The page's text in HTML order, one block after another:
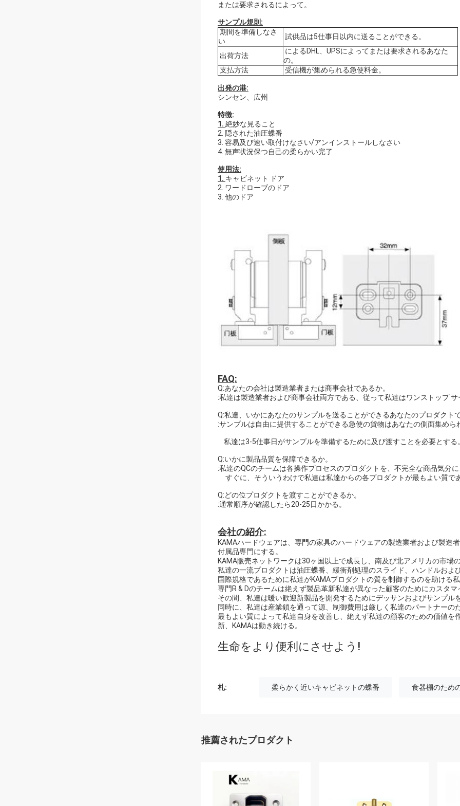
または要求されるによって。
サンプル規則:
期間を準備しなさ
い
試供品は5仕事日以内に送ることができる。
出荷方法
によるDHL、UPSによってまたは要求されるあなた
の。
支払方法
受信機が集められる急使料金。
出発の港:
シンセン、広州
特徴:
1. 絶妙な見ること
2. 隠された油圧蝶番
3. 容易及び速い取付けなさい/アンインストールしなさい
4. 無声状況保つ自己の柔らかい完了
使用法:
1. キャビネット ドア
2. ワードローブのドア
3. 他のドア
FAQ:
Q:あなたの会社は製造業者または商事会社であるか。
:私達は製造業者および商事会社両方である、従って私達はワンストップ サ
Q:私達、いかにあなたのサンプルを送ることができるあなたのプロダクト
:サンプルは自由に提供することができる急使の貨物はあなたの側面集め
私達は3-5仕事日がサンプルを準備するために及び渡すことを必要とする。
Q:いかに製品品質を保障できるか。
:私達のQCのチームは各操作プロセスのプロダクトを、不完全な商品気分
すぐに、そういうわけで私達は私達からの各プロダクトが最もよい質で
Q:どの位プロダクトを渡すことができるか。
:通常順序が確認したら20-25日かかる。
会社の紹介:
KAMAハードウェアは、専門の家具のハードウェアの製造業者および製造
付属品専門にする。
KAMA販売ネットワークは30ヶ国以上で成長し、南及び北アメリカの市場
私達の一流プロダクトは油圧蝶番、緩衝剤処理のスライド、ハンドルおよ
国際規格であるために私達がKAMAプロダクトの質を制御するのを助ける
専門R & Dのチームは絶えず製品革新私達が異なった顧客のためにカスタマ
その間、私達は暖い歓迎新製品を開発するためにデッサンおよびサンプル
同時に、私達は産業鎖を通って源、制御費用は厳しく私達のパートナーの
最もよい質によって私達自身を改善し、絶えず私達の顧客のための価値
新、KAMAは動き続ける。
生命をより便利にさせよう!
札: 柔らかく近いキャビネットの蝶番 食器棚のため
推薦されたプロダクト